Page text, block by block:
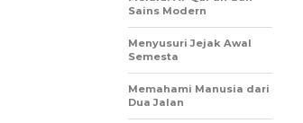
Sains Modern
Menyusuri Jejak Awal
Semesta
Memahami Manusia dari
Dua Jalan